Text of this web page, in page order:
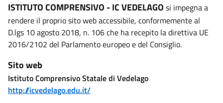
ISTITUTO COMPRENSIVO - IC VEDELAGO si impegna a
rendere il proprio sito web accessibile, conformemente al
D.lgs 10 agosto 2018, n. 106 che ha recepito la direttiva UE
2016/2102 del Parlamento europeo e del Consiglio.
Sito web
Istituto Comprensivo Statale di Vedelago
http://icvedelago.edu.it/